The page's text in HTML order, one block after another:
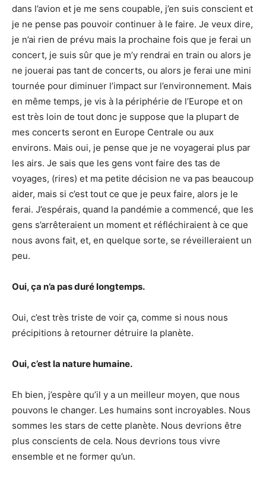
dans l’avion et je me sens coupable, j’en suis conscient et
je ne pense pas pouvoir continuer à le faire. Je veux dire,
je n’ai rien de prévu mais la prochaine fois que je ferai un
concert, je suis sûr que je m’y rendrai en train ou alors je
ne jouerai pas tant de concerts, ou alors je ferai une mini
tournée pour diminuer l’impact sur l’environnement. Mais
en même temps, je vis à la périphérie de l’Europe et on
est très loin de tout donc je suppose que la plupart de
mes concerts seront en Europe Centrale ou aux
environs. Mais oui, je pense que je ne voyagerai plus par
les airs. Je sais que les gens vont faire des tas de
voyages, (rires) et ma petite décision ne va pas beaucoup
aider, mais si c’est tout ce que je peux faire, alors je le
ferai. J’espérais, quand la pandémie a commencé, que les
gens s’arrêteraient un moment et réfléchiraient à ce que
nous avons fait, et, en quelque sorte, se réveilleraient un
peu.
Oui, ça n’a pas duré longtemps.
Oui, c’est très triste de voir ça, comme si nous nous
précipitions à retourner détruire la planète.
Oui, c’est la nature humaine.
Eh bien, j’espère qu’il y a un meilleur moyen, que nous
pouvons le changer. Les humains sont incroyables. Nous
sommes les stars de cette planète. Nous devrions être
plus conscients de cela. Nous devrions tous vivre
ensemble et ne former qu’un.